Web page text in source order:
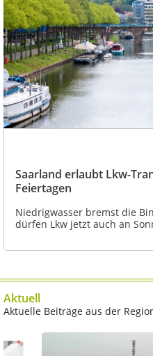
Saarland erlaubt Lkw-
Feiertagen
Niedrigwasser bremst die
dürfen Lkw jetzt auch an
Aktuell
Aktuelle Beiträge aus der